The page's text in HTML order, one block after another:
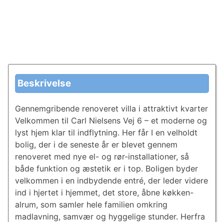
Beskrivelse
Gennemgribende renoveret villa i attraktivt kvarter
Velkommen til Carl Nielsens Vej 6 – et moderne og
lyst hjem klar til indflytning. Her får I en velholdt
bolig, der i de seneste år er blevet gennem
renoveret med nye el- og rør-installationer, så
både funktion og æstetik er i top. Boligen byder
velkommen i en indbydende entré, der leder videre
ind i hjertet i hjemmet, det store, åbne køkken-
alrum, som samler hele familien omkring
madlavning, samvær og hyggelige stunder. Herfra